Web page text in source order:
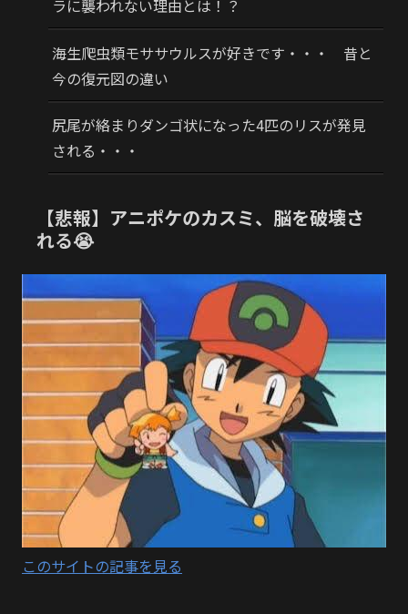
ラに襲われない理由とは！？
海生爬虫類モササウルスが好きです・・・ 昔と
今の復元図の違い
尻尾が絡まりダンゴ状になった4匹のリスが発見
される・・・
【悲報】アニポケのカスミ、脳を破壊さ
れる😭
このサイトの記事を見る